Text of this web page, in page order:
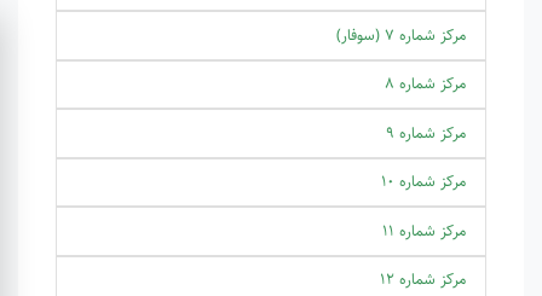
مرکز شماره 7 (سوفار)
مرکز شماره 8
مرکز شماره 9
مرکز شماره 10
مرکز شماره 11
مرکز شماره 12